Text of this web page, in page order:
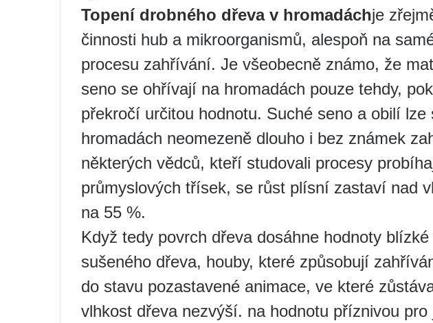
Topení drobného dřeva v hromadáchje
činnosti hub a mikroorganismů, alespoň na
procesu zahřívání. Je všeobecně známo, že
seno se ohřívají na hromadách pouze tehdy,
překročí určitou hodnotu. Suché seno a obilí lze
hromadách neomezeně dlouho i bez známek
některých vědců, kteří studovali procesy
průmyslových třísek, se růst plísní zastaví nad
na 55 %.
Když tedy povrch dřeva dosáhne hodnoty
sušeného dřeva, houby, které způsobují
do stavu pozastavené animace, ve které
vlhkost dřeva nezvýší. na hodnotu příznivou pro